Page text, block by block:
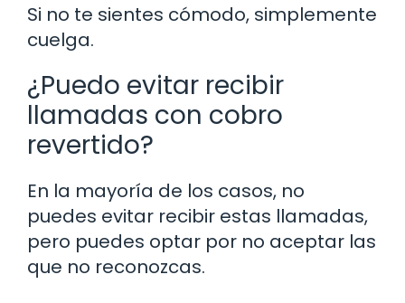
Si no te sientes cómodo, simplemente
cuelga.
¿Puedo evitar recibir
llamadas con cobro
revertido?
En la mayoría de los casos, no
puedes evitar recibir estas llamadas,
pero puedes optar por no aceptar las
que no reconozcas.